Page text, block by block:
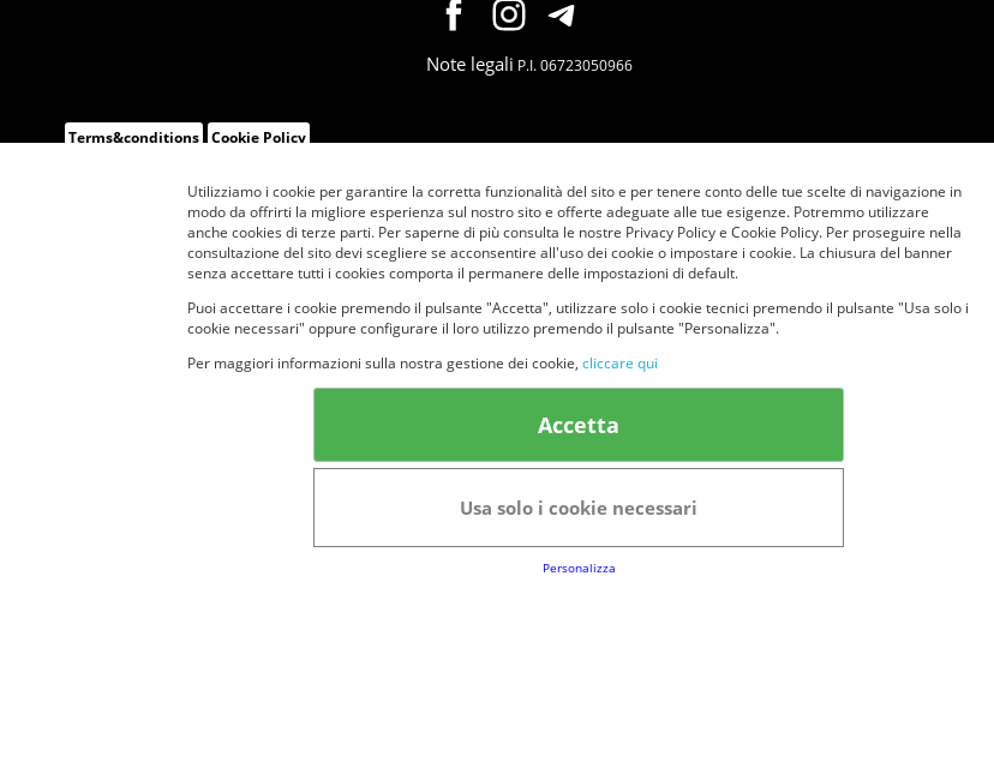
Note legali P.I. 06723050966
Terms&conditions Cookie Policy
Utilizziamo i cookie per garantire la corretta funzionalità del sito e per tenere conto delle tue scelte di navigazione in
modo da offrirti la migliore esperienza sul nostro sito e offerte adeguate alle tue esigenze. Potremmo utilizzare
anche cookies di terze parti. Per saperne di più consulta le nostre Privacy Policy e Cookie Policy. Per proseguire nella
consultazione del sito devi scegliere se acconsentire all'uso dei cookie o impostare i cookie. La chiusura del banner
senza accettare tutti i cookies comporta il permanere delle impostazioni di default.
Puoi accettare i cookie premendo il pulsante "Accetta", utilizzare solo i cookie tecnici premendo il pulsante "Usa solo i
cookie necessari" oppure configurare il loro utilizzo premendo il pulsante "Personalizza".
Per maggiori informazioni sulla nostra gestione dei cookie, cliccare qui
Accetta
Usa solo i cookie necessari
Personalizza